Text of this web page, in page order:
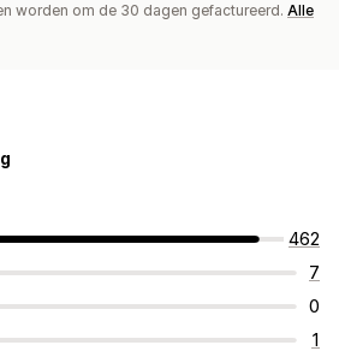
worden om de 30 dagen gefactureerd. Alle
462
7
0
1